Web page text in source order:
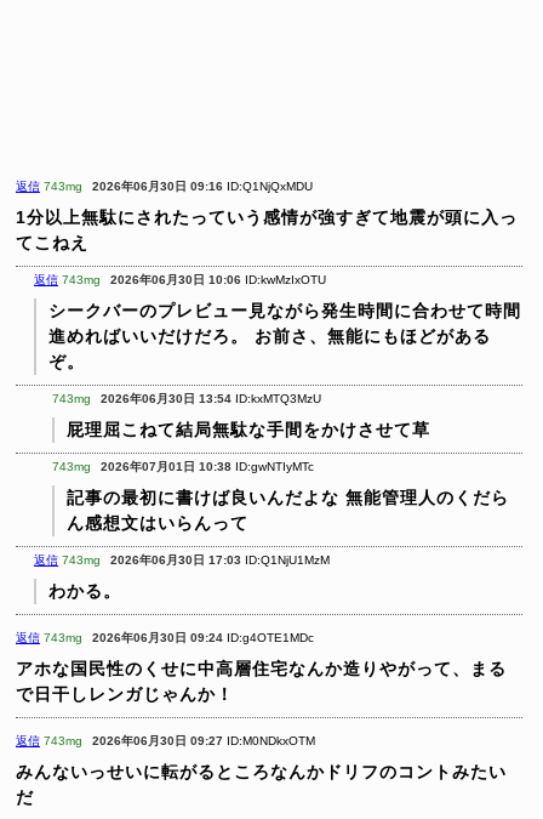
返信 743mg 2026年06月30日 09:16 ID:Q1NjQxMDU
1分以上無駄にされたっていう感情が強すぎて地震が頭に入っ
てこねえ
返信 743mg 2026年06月30日 10:06 ID:kwMzIxOTU
シークバーのプレビュー見ながら発生時間に合わせて時間
進めればいいだけだろ。
お前さ、無能にもほどがある
ぞ。
743mg 2026年06月30日 13:54 ID:kxMTQ3MzU
屁理屈こねて結局無駄な手間をかけさせて草
743mg 2026年07月01日 10:38 ID:gwNTIyMTc
記事の最初に書けば良いんだよな 無能管理人のくだら
ん感想文はいらんって
返信 743mg 2026年06月30日 17:03 ID:Q1NjU1MzM
わかる。
返信 743mg 2026年06月30日 09:24 ID:g4OTE1MDc
アホな国民性のくせに中高層住宅なんか造りやがって、まる
で日干しレンガじゃんか！
返信 743mg 2026年06月30日 09:27 ID:M0NDkxOTM
みんないっせいに転がるところなんかドリフのコントみたい
だ